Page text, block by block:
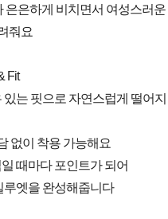
은은하게 비치면서 여성스러운
줘요
Fit
는 핏으로 자연스럽게 떨어지
없이 착용 가능해요
때마다 포인트가 되어
루엣을 완성해줍니다